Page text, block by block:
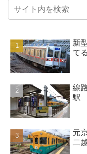
新
て
線
駅
元
二